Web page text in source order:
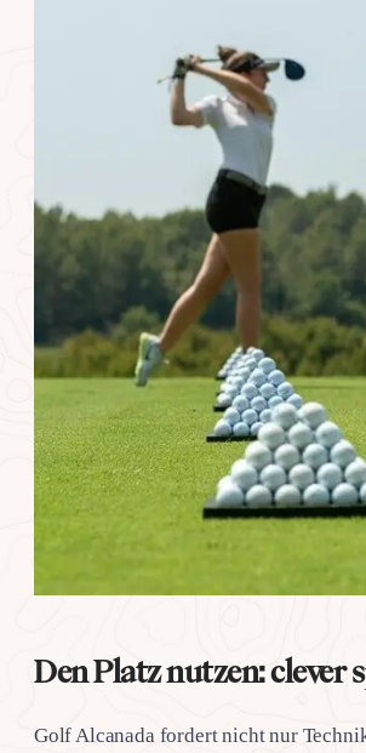
Den Platz nutzen: clever
Golf Alcanada fordert nicht nur